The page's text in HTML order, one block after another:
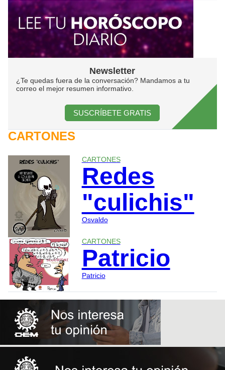
Newsletter
¿Te quedas fuera de la conversación? Mandamos a tu
correo el mejor resumen informativo.
SUSCRÍBETE GRATIS
CARTONES
CARTONES
Redes
"culichis"
Osvaldo
CARTONES
Patricio
Patricio